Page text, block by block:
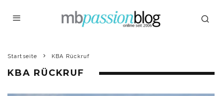
Startseite KBA Rückruf
KBA RÜCKRUF